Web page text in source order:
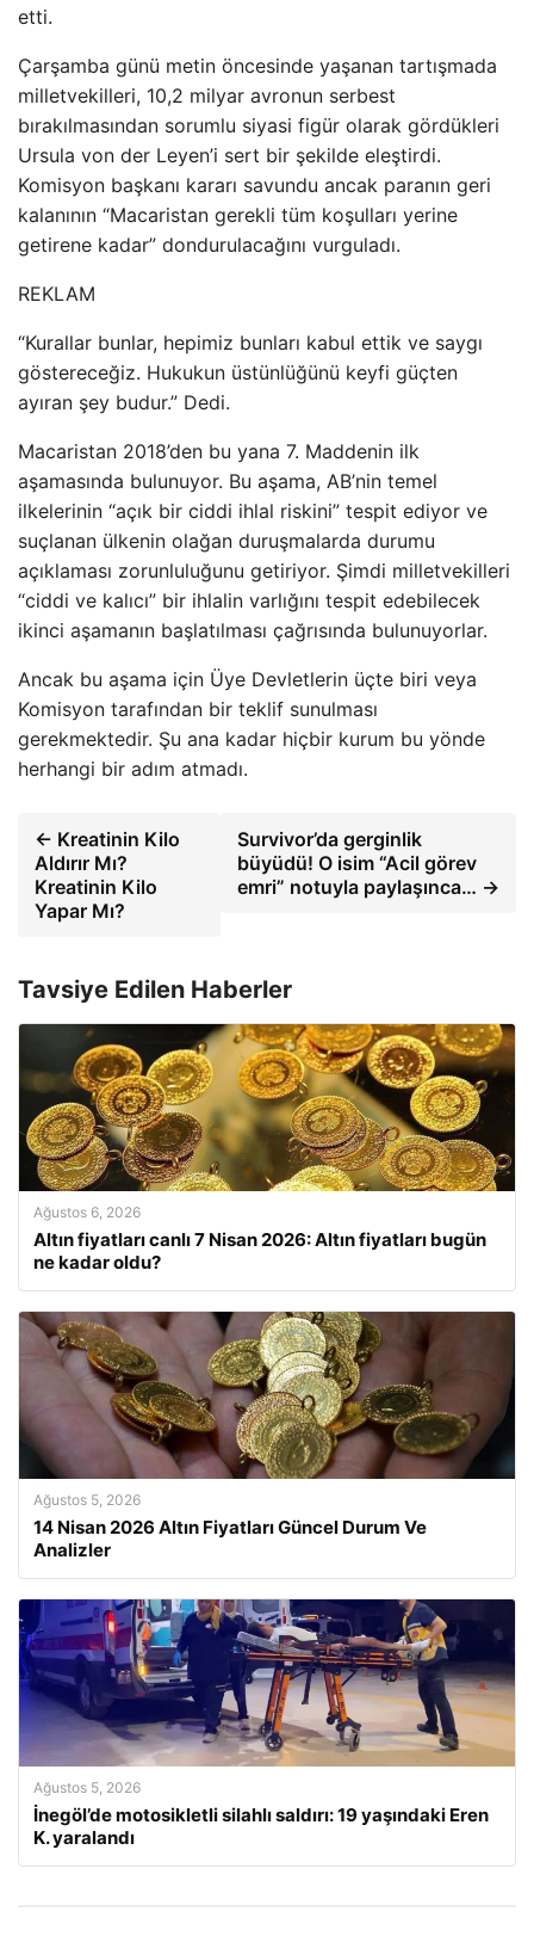
etti.
Çarşamba günü metin öncesinde yaşanan tartışmada
milletvekilleri, 10,2 milyar avronun serbest
bırakılmasından sorumlu siyasi figür olarak gördükleri
Ursula von der Leyen’i sert bir şekilde eleştirdi.
Komisyon başkanı kararı savundu ancak paranın geri
kalanının “Macaristan gerekli tüm koşulları yerine
getirene kadar” dondurulacağını vurguladı.
REKLAM
“Kurallar bunlar, hepimiz bunları kabul ettik ve saygı
göstereceğiz. Hukukun üstünlüğünü keyfi güçten
ayıran şey budur.” Dedi.
Macaristan 2018’den bu yana 7. Maddenin ilk
aşamasında bulunuyor. Bu aşama, AB’nin temel
ilkelerinin “açık bir ciddi ihlal riskini” tespit ediyor ve
suçlanan ülkenin olağan duruşmalarda durumu
açıklaması zorunluluğunu getiriyor. Şimdi milletvekilleri
“ciddi ve kalıcı” bir ihlalin varlığını tespit edebilecek
ikinci aşamanın başlatılması çağrısında bulunuyorlar.
Ancak bu aşama için Üye Devletlerin üçte biri veya
Komisyon tarafından bir teklif sunulması
gerekmektedir. Şu ana kadar hiçbir kurum bu yönde
herhangi bir adım atmadı.
← Kreatinin Kilo
Aldırır Mı?
Kreatinin Kilo
Yapar Mı?
Survivor’da gerginlik
büyüdü! O isim “Acil görev
emri” notuyla paylaşınca… →
Tavsiye Edilen Haberler
Ağustos 6, 2026
Altın fiyatları canlı 7 Nisan 2026: Altın fiyatları bugün
ne kadar oldu?
Ağustos 5, 2026
14 Nisan 2026 Altın Fiyatları Güncel Durum Ve
Analizler
Ağustos 5, 2026
İnegöl’de motosikletli silahlı saldırı: 19 yaşındaki Eren
K. yaralandı